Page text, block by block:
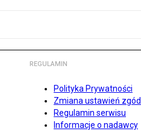
REGULAMIN
Polityka Prywatności
Zmiana ustawień zgód
Regulamin serwisu
Informacje o nadawcy